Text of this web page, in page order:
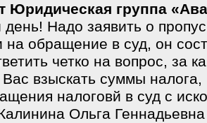
Юридическая группа
Надо заявить о
на обращение в суд, он
четко на вопрос, за
Вас взыскать суммы
налоговй в суд с
Ольга